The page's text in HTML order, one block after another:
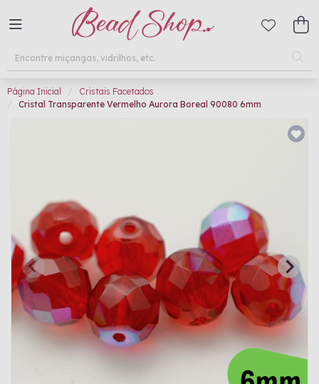
Página Inicial
Cristais Facetados
Cristal Transparente Vermelho Aurora Boreal 90080 6mm